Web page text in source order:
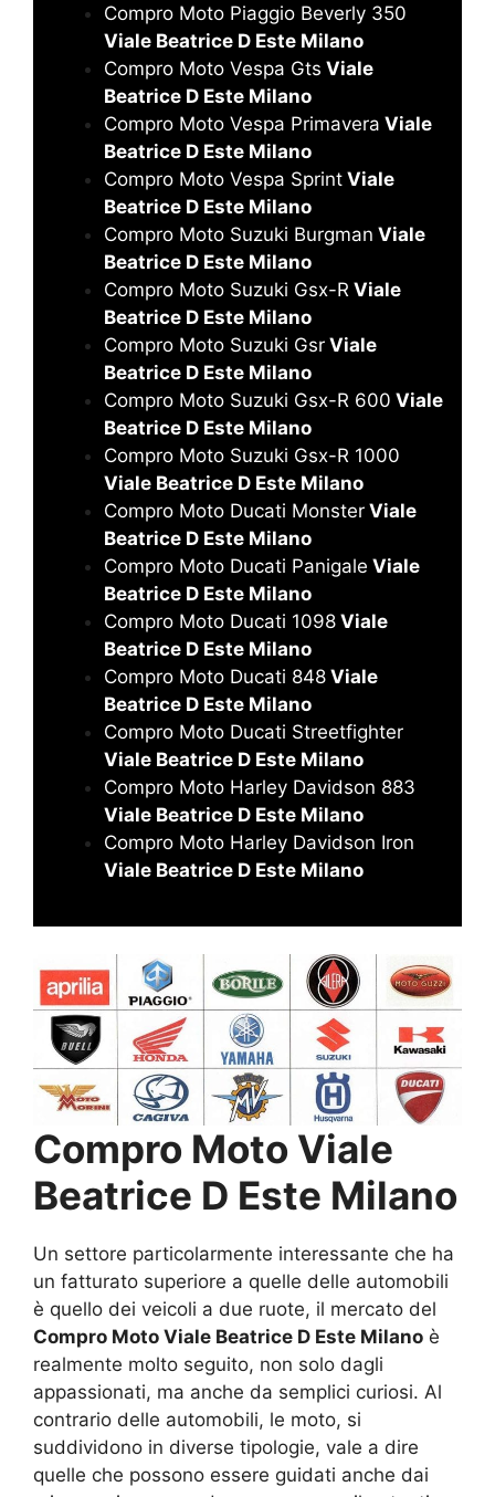
Compro Moto Piaggio Beverly 350
Viale Beatrice D Este Milano
Compro Moto Vespa Gts Viale
Beatrice D Este Milano
Compro Moto Vespa Primavera Viale
Beatrice D Este Milano
Compro Moto Vespa Sprint Viale
Beatrice D Este Milano
Compro Moto Suzuki Burgman Viale
Beatrice D Este Milano
Compro Moto Suzuki Gsx-R Viale
Beatrice D Este Milano
Compro Moto Suzuki Gsr Viale
Beatrice D Este Milano
Compro Moto Suzuki Gsx-R 600 Viale
Beatrice D Este Milano
Compro Moto Suzuki Gsx-R 1000
Viale Beatrice D Este Milano
Compro Moto Ducati Monster Viale
Beatrice D Este Milano
Compro Moto Ducati Panigale Viale
Beatrice D Este Milano
Compro Moto Ducati 1098 Viale
Beatrice D Este Milano
Compro Moto Ducati 848 Viale
Beatrice D Este Milano
Compro Moto Ducati Streetfighter
Viale Beatrice D Este Milano
Compro Moto Harley Davidson 883
Viale Beatrice D Este Milano
Compro Moto Harley Davidson Iron
Viale Beatrice D Este Milano
Compro Moto Viale
Beatrice D Este Milano
Un settore particolarmente interessante che ha
un fatturato superiore a quelle delle automobili
è quello dei veicoli a due ruote, il mercato del
Compro Moto Viale Beatrice D Este Milano è
realmente molto seguito, non solo dagli
appassionati, ma anche da semplici curiosi. Al
contrario delle automobili, le moto, si
suddividono in diverse tipologie, vale a dire
quelle che possono essere guidati anche dai